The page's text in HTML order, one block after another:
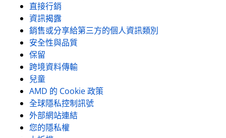
直接行銷
資訊揭露
銷售或分享給第三方的個人資訊類別
安全性與品質
保留
跨境資料傳輸
兒童
AMD 的 Cookie 政策
全球隱私控制訊號
外部網站連結
您的隱私權